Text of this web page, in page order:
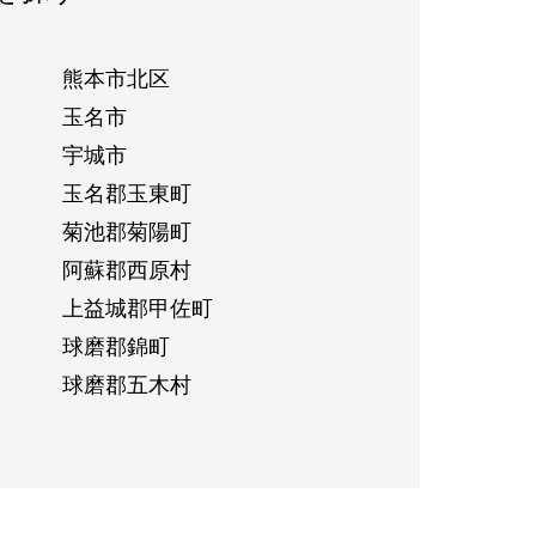
熊本市北区
玉名市
宇城市
玉名郡玉東町
菊池郡菊陽町
阿蘇郡西原村
上益城郡甲佐町
球磨郡錦町
球磨郡五木村